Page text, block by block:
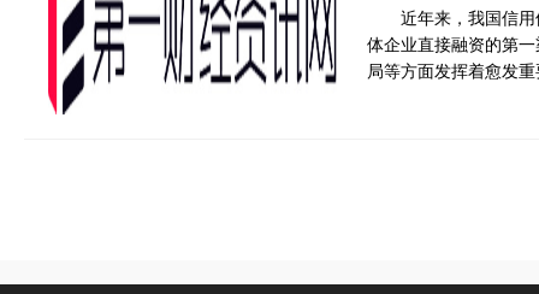
近年来，我国信
体企业直接融资的第
局等方面发挥着愈发